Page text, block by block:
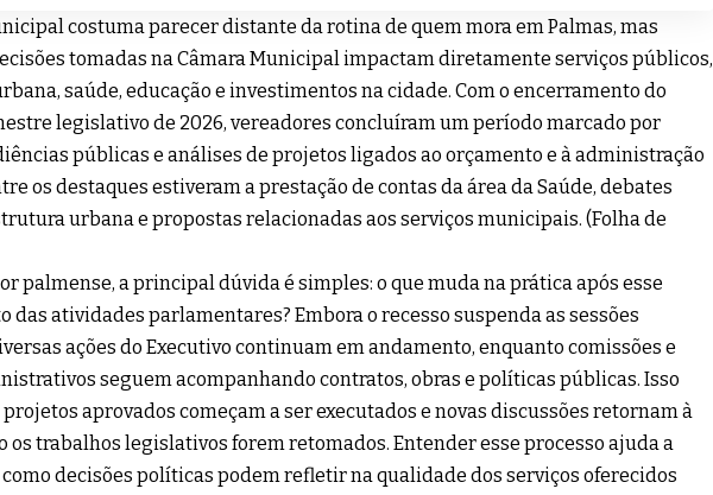
costuma parecer distante da rotina de quem mora em Palmas, mas
tomadas na Câmara Municipal impactam diretamente serviços públicos,
saúde, educação e investimentos na cidade. Com o encerramento do
legislativo de 2026, vereadores concluíram um período marcado por
públicas e análises de projetos ligados ao orçamento e à administração
os destaques estiveram a prestação de contas da área da Saúde, debates
urbana e propostas relacionadas aos serviços municipais. (Folha de
palmense, a principal dúvida é simples: o que muda na prática após esse
das atividades parlamentares? Embora o recesso suspenda as sessões
ações do Executivo continuam em andamento, enquanto comissões e
seguem acompanhando contratos, obras e políticas públicas. Isso
aprovados começam a ser executados e novas discussões retornam à
os trabalhos legislativos forem retomados. Entender esse processo ajuda a
decisões políticas podem refletir na qualidade dos serviços oferecidos